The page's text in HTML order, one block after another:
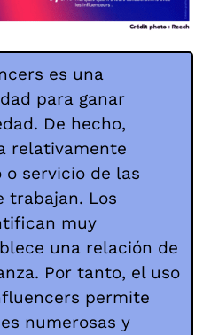
es una
para ganar
De hecho,
relativamente
servicio de las
trabajan. Los
muy
una relación de
Por tanto, el uso
permite
numerosas y